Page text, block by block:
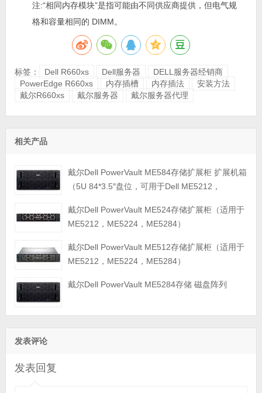
注:“相同内存模块”是指可能由不同供应商提供，但电气规
格和容量相同的 DIMM。
标签： Dell R660xs Dell服务器
DELL服务器经销商
PowerEdge R660xs
内存插槽 内存插法
安装方法
戴尔R660xs
戴尔服务器 戴尔服务器代理
相关产品
戴尔Dell PowerVault ME584存储扩展柜 扩展机箱
（5U 84*3.5″盘位，可用于Dell ME5212，
戴尔Dell PowerVault ME524存储扩展柜（适用于
ME5212，ME5224，ME5284）
戴尔Dell PowerVault ME512存储扩展柜（适用于
ME5212，ME5224，ME5284）
戴尔Dell PowerVault ME5284存储 磁盘阵列
发表评论
发表回复